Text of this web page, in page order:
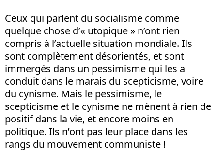
Ceux qui parlent du socialisme comme
quelque chose d’« utopique » n’ont rien
compris à l’actuelle situation mondiale. Ils
sont complètement désorientés, et sont
immergés dans un pessimisme qui les a
conduit dans le marais du scepticisme, voire
du cynisme. Mais le pessimisme, le
scepticisme et le cynisme ne mènent à rien de
positif dans la vie, et encore moins en
politique. Ils n’ont pas leur place dans les
rangs du mouvement communiste !